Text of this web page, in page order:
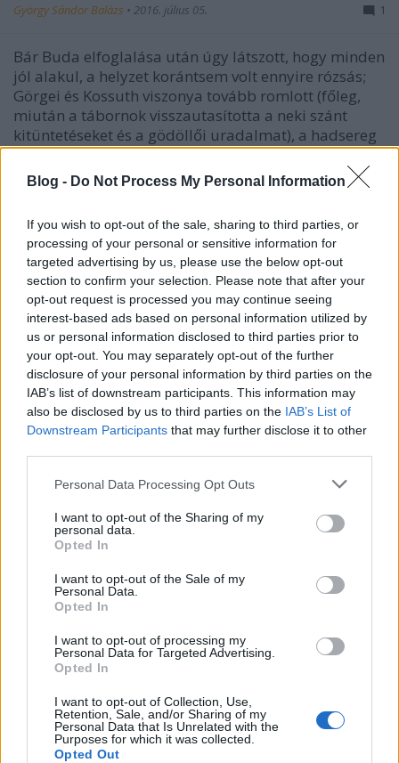
Blog - Do Not Process My Personal Information
If you wish to opt-out of the sale, sharing to third parties, or
processing of your personal or sensitive information for
targeted advertising by us, please use the below opt-out
section to confirm your selection. Please note that after your
opt-out request is processed you may continue seeing
interest-based ads based on personal information utilized by
us or personal information disclosed to third parties prior to
your opt-out. You may separately opt-out of the further
disclosure of your personal information by third parties on the
IAB’s list of downstream participants. This information may
also be disclosed by us to third parties on the IAB’s List of
Downstream Participants that may further disclose it to other
Please note that this website/app uses one or more Google
not limited to your visit or usage behaviour. You may click to
grant or deny consent to Google and its third-party tags to
use your data for below specified purposes in below Google
consent section.
Personal Data Processing Opt Outs
I want to opt-out of the Sharing of my
personal data.
Opted In
I want to opt-out of the Sale of my
Personal Data.
Opted In
I want to opt-out of processing my
Personal Data for Targeted Advertising.
Opted In
I want to opt-out of Collection, Use,
Retention, Sale, and/or Sharing of my
Personal Data that Is Unrelated with the
Purposes for which it was collected.
Opted Out
György Sándor Balázs • 2016. július 05. 1
Bár Buda elfoglalása után úgy látszott, hogy minden
jól alakul, a helyzet korántsem volt ennyire rózsás;
Görgei és Kossuth viszonya tovább romlott (főleg,
miután a tábornok visszautasította a neki szánt
kitüntetéseket és a gödöllői uradalmat), a hadsereg
készletei kezdtek kimerülni (a hazai…
szabadságharcban IV.
Merre legyen az előre?
György Sándor Balázs
Múlt héten a tavaszi hadjárat előkészítő szakaszánál
hagytuk abba Görgei Artúr történetét; a kápolnai
csatavesztés után viszonylag gyorsan magához tért
honvédsereg fő ereje - mintegy 42 000 fő, 140
löveggel - március utolsó napjaiban a tábornok
emlékei szerint "a kápolnai…